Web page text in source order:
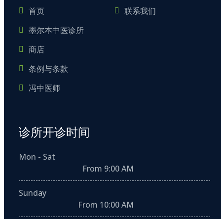
首页
墨尔本中医诊所
商店
条例与条款
冯中医师
联系我们
诊所开诊时间
Mon - Sat
From 9:00 AM
Sunday
From 10:00 AM